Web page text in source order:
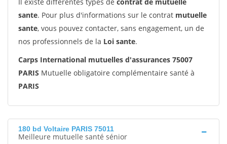
sante. Pour plus d'informations sur le contrat mutuelle
sante, vous pouvez contacter, sans engagement, un de
nos professionnels de la Loi sante.
Carps International mutuelles d'assurances 75007
PARIS Mutuelle obligatoire complémentaire santé à
PARIS
180 bd Voltaire PARIS 75011
Meilleure mutuelle santé sénior